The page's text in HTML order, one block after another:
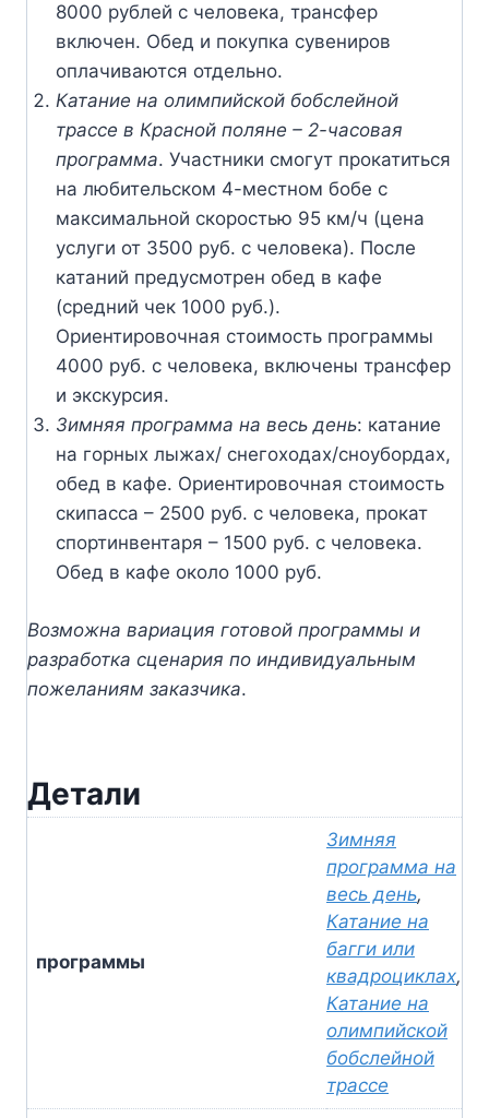
8000 рублей с человека, трансфер
включен. Обед и покупка сувениров
оплачиваются отдельно.
Катание на олимпийской бобслейной
трассе в Красной поляне – 2-часовая
программа. Участники смогут прокатиться
на любительском 4-местном бобе с
максимальной скоростью 95 км/ч (цена
услуги от 3500 руб. с человека). После
катаний предусмотрен обед в кафе
(средний чек 1000 руб.).
Ориентировочная стоимость программы
4000 руб. с человека, включены трансфер
и экскурсия.
Зимняя программа на весь день: катание
на горных лыжах/ снегоходах/сноубордах,
обед в кафе. Ориентировочная стоимость
скипасса – 2500 руб. с человека, прокат
спортинвентаря – 1500 руб. с человека.
Обед в кафе около 1000 руб.
Возможна вариация готовой программы и
разработка сценария по индивидуальным
пожеланиям заказчика.
Детали
программы
Зимняя
программа на
весь день,
Катание на
багги или
квадроциклах,
Катание на
олимпийской
бобслейной
трассе